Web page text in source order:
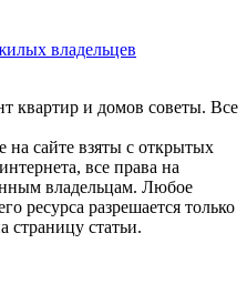
владельцев
квартир и домов советы. Все
сайте взяты с открытых
все права на
владельцам. Любое
ресурса разрешается только
страницу статьи.